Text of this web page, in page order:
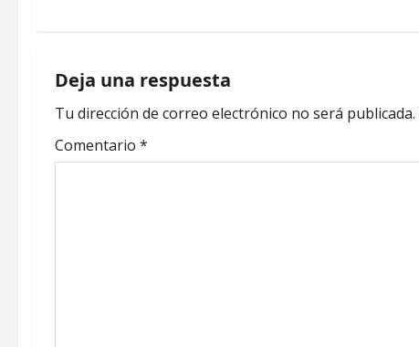
v
e
g
Deja una respuesta
Tu dirección de correo electrónico no será publicada.
Comentario *